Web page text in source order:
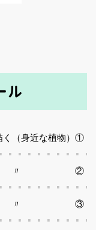
ル
く（身近な植物）①
②
③